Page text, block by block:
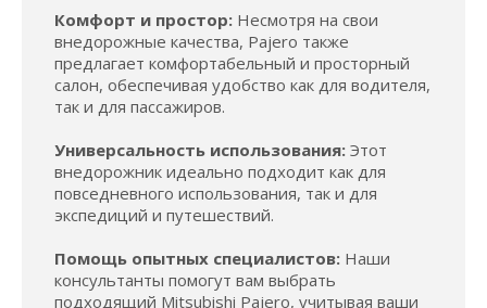
Комфорт и простор: Несмотря на свои
внедорожные качества, Pajero также
предлагает комфортабельный и просторный
салон, обеспечивая удобство как для водителя,
так и для пассажиров.
Универсальность использования: Этот
внедорожник идеально подходит как для
повседневного использования, так и для
экспедиций и путешествий.
Помощь опытных специалистов: Наши
консультанты помогут вам выбрать
подходящий Mitsubishi Pajero, учитывая ваши